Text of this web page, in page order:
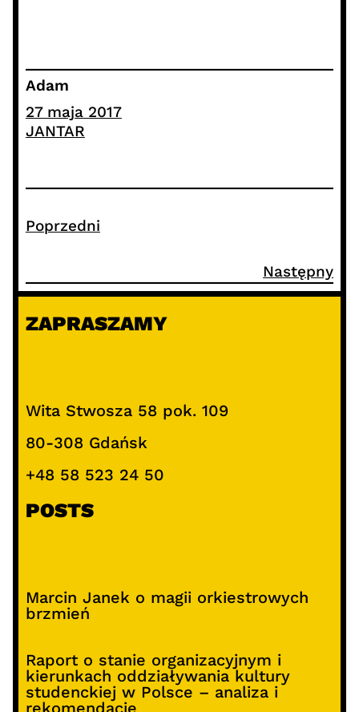
Adam
27 maja 2017
JANTAR
Poprzedni
Następny
ZAPRASZAMY
Wita Stwosza 58 pok. 109
80-308 Gdańsk
+48 58 523 24 50
POSTS
Marcin Janek o magii orkiestrowych
brzmień
Raport o stanie organizacyjnym i
kierunkach oddziaływania kultury
studenckiej w Polsce – analiza i
rekomendacje